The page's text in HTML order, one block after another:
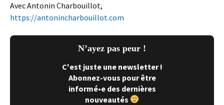
Avec Antonin Charbouillot,
https://antonincharbouillot.com
N’ayez pas peur !
C'est juste une newsletter !
Abonnez-vous pour être
informé•e des dernières
nouveautés